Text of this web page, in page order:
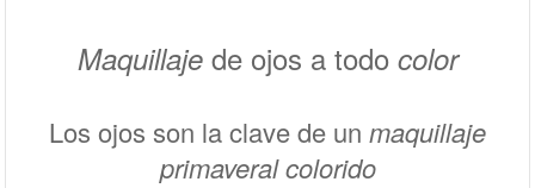
Maquillajede ojos a todo color
Los ojos son la clave de un maquillaje
primaveral colorido